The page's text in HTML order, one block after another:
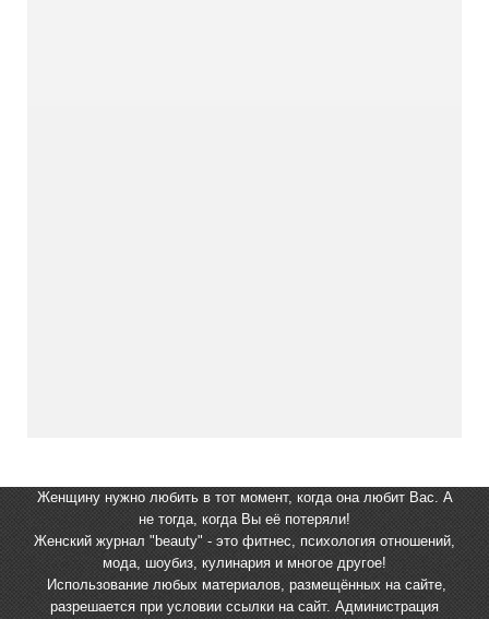
Женщину нужно любить в тот момент, когда она любит Вас. А
не тогда, когда Вы её потеряли!
Женский журнал "beauty" - это фитнес, психология отношений,
мода, шоубиз, кулинария и многое другое!
Использование любых материалов, размещённых на сайте,
разрешается при условии ссылки на сайт. Администрация